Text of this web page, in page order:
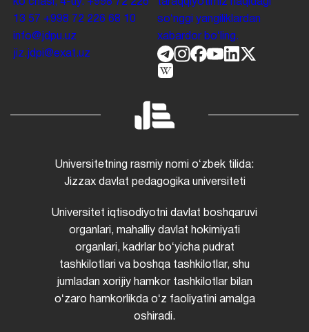
koʻchasi, 4-uy. +998 72 226
13 57 +998 72 226 68 10
info@jdpu.uz
jiz.jdpi@exat.uz
taraqqiyotimiz haqidagi
soʻnggi yangiliklardan
xabardor boʻling.
Universitetning rasmiy nomi oʻzbek tilida:
Jizzax davlat pedagogika universiteti
Universitet iqtisodiyotni davlat boshqaruvi
organlari, mahalliy davlat hokimiyati
organlari, kadrlar boʻyicha pudrat
tashkilotlari va boshqa tashkilotlar, shu
jumladan xorijiy hamkor tashkilotlar bilan
oʻzaro hamkorlikda oʻz faoliyatini amalga
oshiradi.